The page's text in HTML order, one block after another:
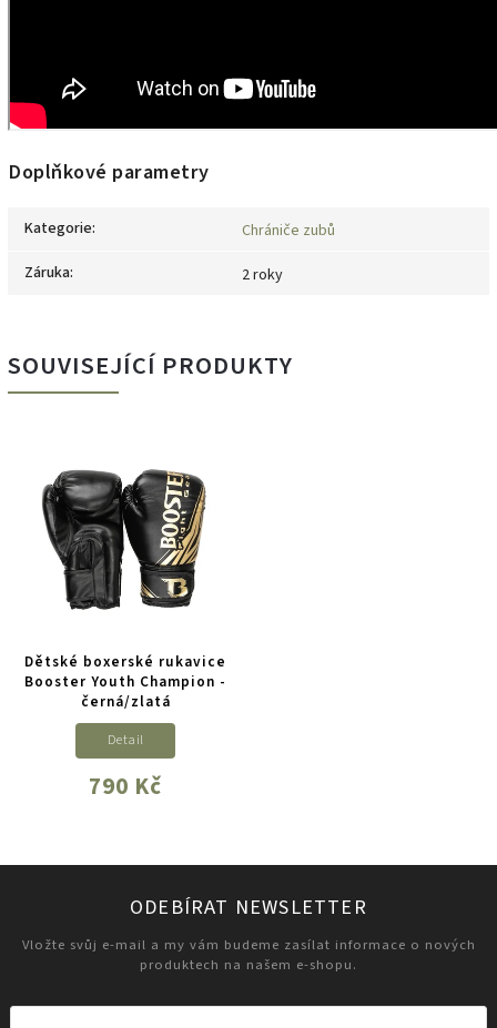
Doplňkové parametry
Kategorie:
Chrániče zubů
Záruka: 2 roky
SOUVISEJÍCÍ PRODUKTY
Dětské boxerské rukavice
Booster Youth Champion -
černá/zlatá
790 Kč
Detail
ODEBÍRAT NEWSLETTER
Vložte svůj e-mail a my vám budeme zasílat informace o nových
produktech na našem e-shopu.